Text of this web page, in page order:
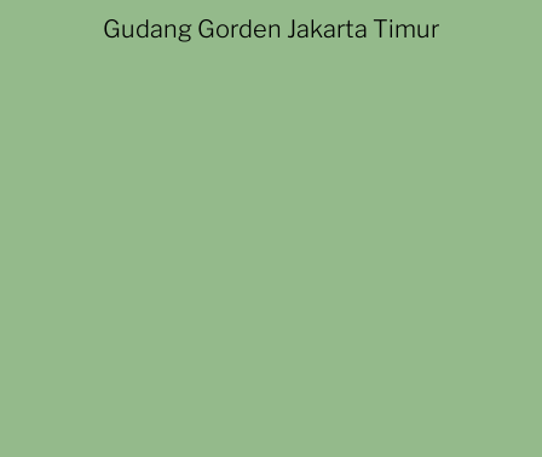
Gudang Gorden Jakarta Timur